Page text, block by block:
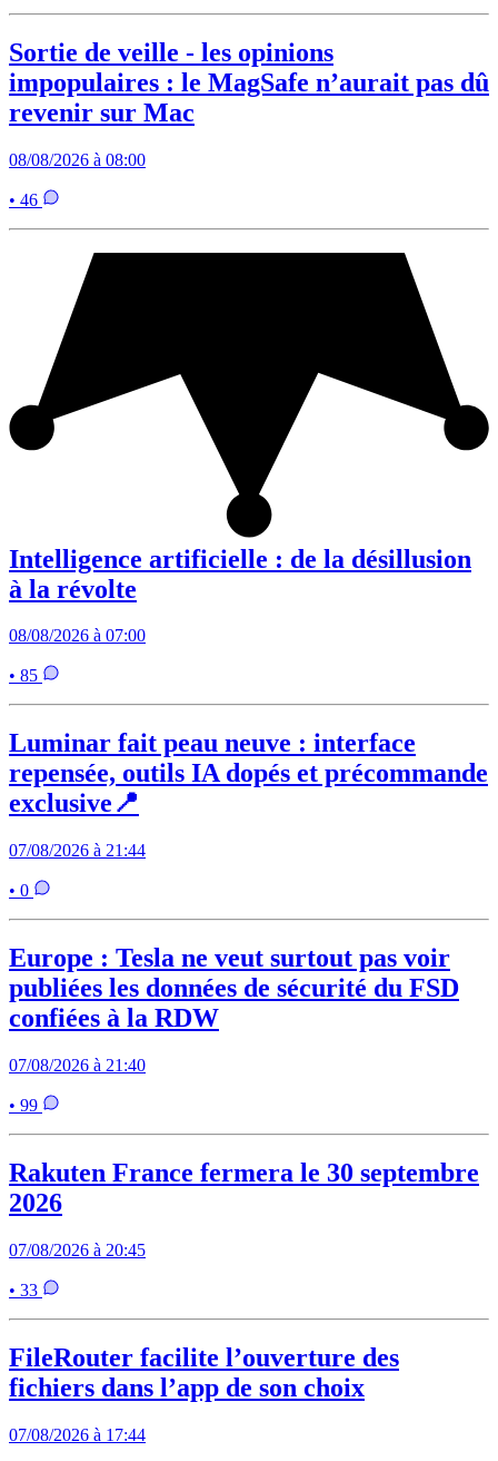
Sortie de veille - les opinions
impopulaires : le MagSafe n’aurait pas dû
revenir sur Mac
08/08/2026 à 08:00
• 46
Intelligence artificielle : de la désillusion
à la révolte
08/08/2026 à 07:00
• 85
Luminar fait peau neuve : interface
repensée, outils IA dopés et précommande
exclusive📍
07/08/2026 à 21:44
• 0
Europe : Tesla ne veut surtout pas voir
publiées les données de sécurité du FSD
confiées à la RDW
07/08/2026 à 21:40
• 99
Rakuten France fermera le 30 septembre
2026
07/08/2026 à 20:45
• 33
FileRouter facilite l’ouverture des
fichiers dans l’app de son choix
07/08/2026 à 17:44